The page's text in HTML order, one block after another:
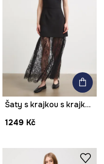
Šaty s krajkou s krajkovými vsadkami
1249 Kč